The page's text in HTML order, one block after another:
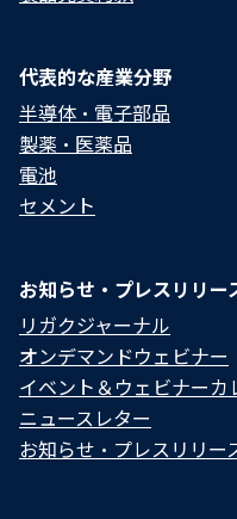
代表的な産業分野
半導体・電子部品
製薬・医薬品
電池
セメント
お知らせ・プレスリリー
リガクジャーナル
オンデマンドウェビナー
イベント＆ウェビナーカ
ニュースレター
お知らせ・プレスリリー